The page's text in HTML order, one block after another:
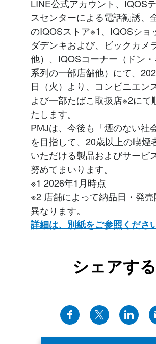
LINE公式アカウント、IQOS
スセンターによる電話勧誘、
のIQOSストア※1、IQOSショ
ダデンキおよび、ビックカメ
他）、IQOSコーナー（ドン
系列の一部店舗他）にて、
日（火）より、コンビニエン
よび一部たばこ取扱店※2にて
たします。
PMJは、今後も「煙のない社
を目指して、20歳以上の喫煙
いただける製品およびサービ
努めてまいります。
※1 2026年1月時点
※2 店舗によって納品日・発
異なります。
詳細は、別紙をご参照くださ
シェアする